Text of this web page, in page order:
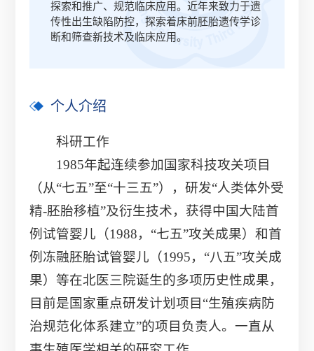
探索和推广、规范临床应用。近年来致力于遗
传性出生缺陷防控，探索着床前胚胎遗传学诊
断和筛查新技术及临床应用。
个人介绍
科研工作
1985年起连续参加国家科技攻关项目
（从“七五”至“十三五”），研发“人类体外受
精-胚胎移植”及衍生技术，获得中国大陆首
例试管婴儿（1988，“七五”攻关成果）和首
例冻融胚胎试管婴儿（1995，“八五”攻关成
果）等在北医三院诞生的多项历史性成果，
目前是国家重点研发计划项目“生殖疾病防
治规范化体系建立”的项目负责人。一直从